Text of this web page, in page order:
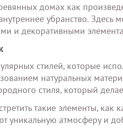
домах как
убранство. Здесь
и декоративными
стилей, которые
натуральных
стиля, который
такие элементы,
уникальную атмосферу и